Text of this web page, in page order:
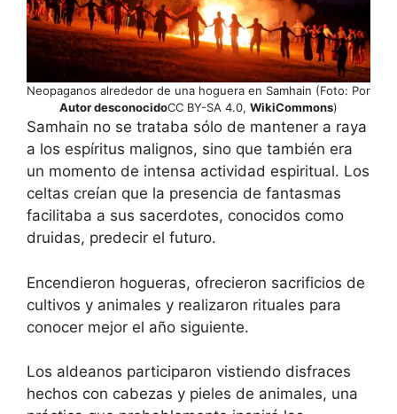
Neopaganos alrededor de una hoguera en Samhain (Foto: Por
Autor desconocidoCC BY-SA 4.0, WikiCommons)
Samhain no se trataba sólo de mantener a raya
a los espíritus malignos, sino que también era
un momento de intensa actividad espiritual. Los
celtas creían que la presencia de fantasmas
facilitaba a sus sacerdotes, conocidos como
druidas, predecir el futuro.
Encendieron hogueras, ofrecieron sacrificios de
cultivos y animales y realizaron rituales para
conocer mejor el año siguiente.
Los aldeanos participaron vistiendo disfraces
hechos con cabezas y pieles de animales, una